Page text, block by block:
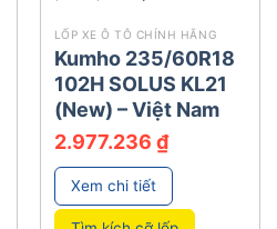
LỐP XE Ô TÔ CHÍNH HÃNG
Kumho 235/60R18
102H SOLUS KL21
(New) – Việt Nam
2.977.236 ₫
Xem chi tiết